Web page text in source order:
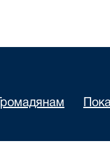
Громадянам